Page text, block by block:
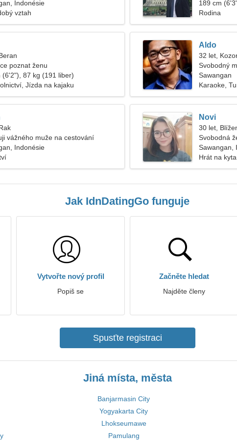
Indonésie
vztah
189 cm
Rodina
poznat ženu
(6'2"), 87 kg (191 liber)
Jízda na kajaku
Aldo
32 let,
Svobodný
Sawangan
Karaoke,
vážného muže na cestování
Indonésie
Novi
30 let,
Svobodná
Sawangan,
Hrát na
Jak IdnDatingGo funguje
Vytvořte nový profil
Popiš se
Začněte hledat
Najděte členy
Spusťte registraci
Jiná místa, města
Banjarmasin City
Yogyakarta City
Lhokseumawe
Pamulang